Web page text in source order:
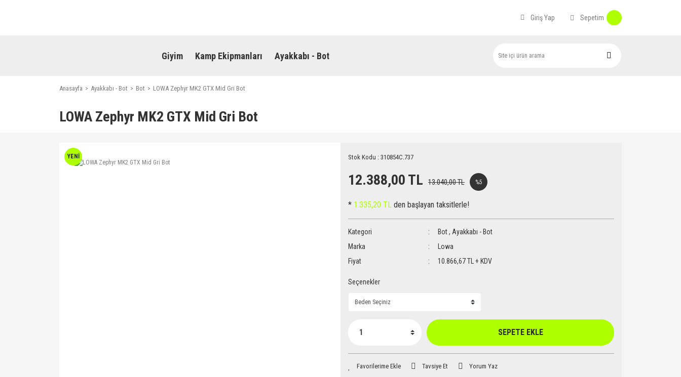
Giriş Yap Sepetim
Giyim Kamp Ekipmanları Ayakkabı - Bot
Anasayfa Ayakkabı - Bot Bot LOWA Zephyr MK2 GTX Mid Gri Bot
LOWA Zephyr MK2 GTX Mid Gri Bot
YENİ Stok Kodu : 310854C.737
12.388,00 TL 13.040,00 TL %5
* 1.335,20 TL den başlayan taksitlerle!
Kategori Bot , Ayakkabı - Bot
Marka
Lowa
Fiyat
10.866,67 TL + KDV
Seçenekler
SEPETE EKLE
Tavsiye Et Yorum Yaz